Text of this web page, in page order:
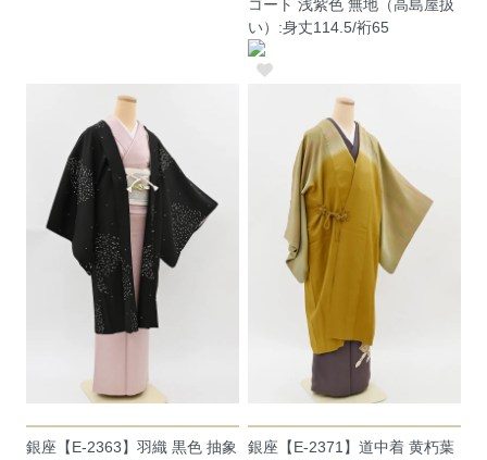
コート 浅紫色 無地（高島屋扱
い）:身丈114.5/裄65
銀座【E-2363】羽織 黒色 抽象
銀座【E-2371】道中着 黄朽葉